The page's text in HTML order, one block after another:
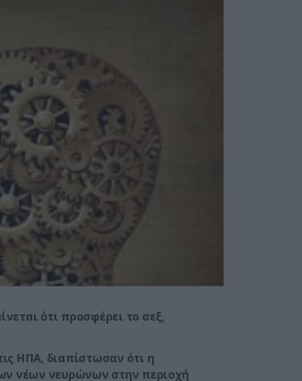
ότι προσφέρει το σεξ,
ΗΠΑ, διαπίστωσαν ότι η
νέων νευρώνων στην περιοχή